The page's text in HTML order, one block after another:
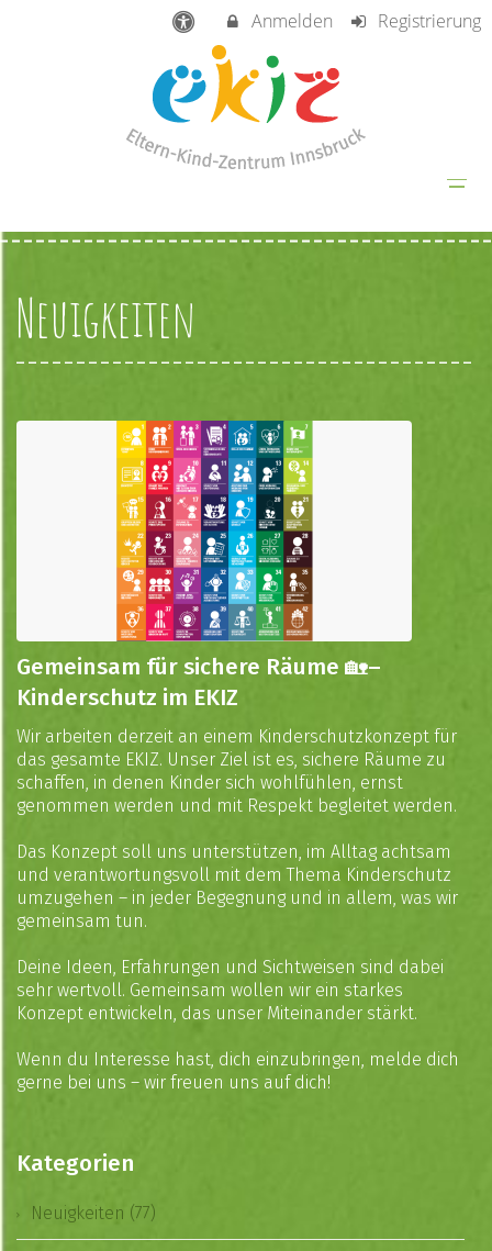
Anmelden Registrierung
Neuigkeiten
Gemeinsam für sichere Räume 🏡–
Kinderschutz im EKIZ
Wir arbeiten derzeit an einem Kinderschutzkonzept für
das gesamte EKIZ. Unser Ziel ist es, sichere Räume zu
schaffen, in denen Kinder sich wohlfühlen, ernst
genommen werden und mit Respekt begleitet werden.
Das Konzept soll uns unterstützen, im Alltag achtsam
und verantwortungsvoll mit dem Thema Kinderschutz
umzugehen – in jeder Begegnung und in allem, was wir
gemeinsam tun.
Deine Ideen, Erfahrungen und Sichtweisen sind dabei
sehr wertvoll. Gemeinsam wollen wir ein starkes
Konzept entwickeln, das unser Miteinander stärkt.
Wenn du Interesse hast, dich einzubringen, melde dich
gerne bei uns – wir freuen uns auf dich!
Kategorien
Neuigkeiten (77)